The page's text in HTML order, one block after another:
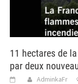
11 hectares de
par deux
AdminkaFr